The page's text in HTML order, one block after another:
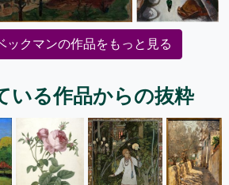
ックマンの作品をもっと見る
いる作品からの抜粋